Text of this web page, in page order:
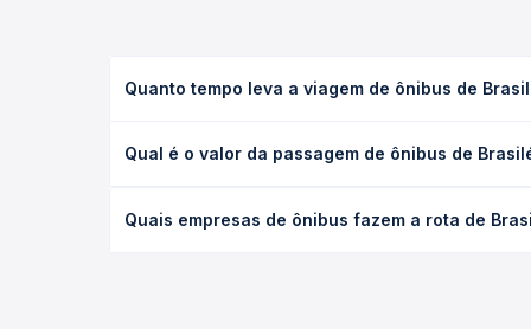
Quanto tempo leva a viagem de ônibus de
as condições de tráfego. Na Quero Passagem
Qual é o valor da passagem de ônibus de
antecedência da compra. Na Quero Passagem
Quais empresas de ônibus fazem a rota de